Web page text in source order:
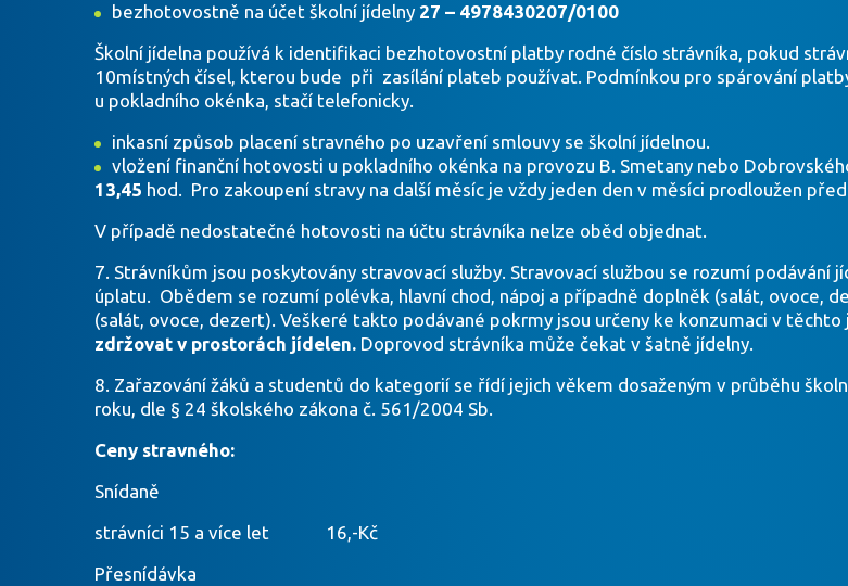
bezhotovostně na účet školní jídelny 27 – 4978430207/0100
Školní jídelna používá k identifikaci bezhotovostní platby rodné číslo strávníka, pokud
10místných čísel, kterou bude při zasílání plateb používat. Podmínkou pro spárování
u pokladního okénka, stačí telefonicky.
inkasní způsob placení stravného po uzavření smlouvy se školní jídelnou.
vložení finanční hotovosti u pokladního okénka na provozu B. Smetany nebo
13,45 hod. Pro zakoupení stravy na další měsíc je vždy jeden den v měsíci prodloužen
V případě nedostatečné hotovosti na účtu strávníka nelze oběd objednat.
7. Strávníkům jsou poskytovány stravovací služby. Stravovací službou se rozumí
úplatu. Obědem se rozumí polévka, hlavní chod, nápoj a případně doplněk (salát, ovoce,
(salát, ovoce, dezert). Veškeré takto podávané pokrmy jsou určeny ke konzumaci v těchto
zdržovat v prostorách jídelen. Doprovod strávníka může čekat v šatně jídelny.
8. Zařazování žáků a studentů do kategorií se řídí jejich věkem dosaženým v průběhu
roku, dle § 24 školského zákona č. 561/2004 Sb.
Ceny stravného:
Snídaně
strávníci 15 a více let 16,-Kč
Přesnídávka